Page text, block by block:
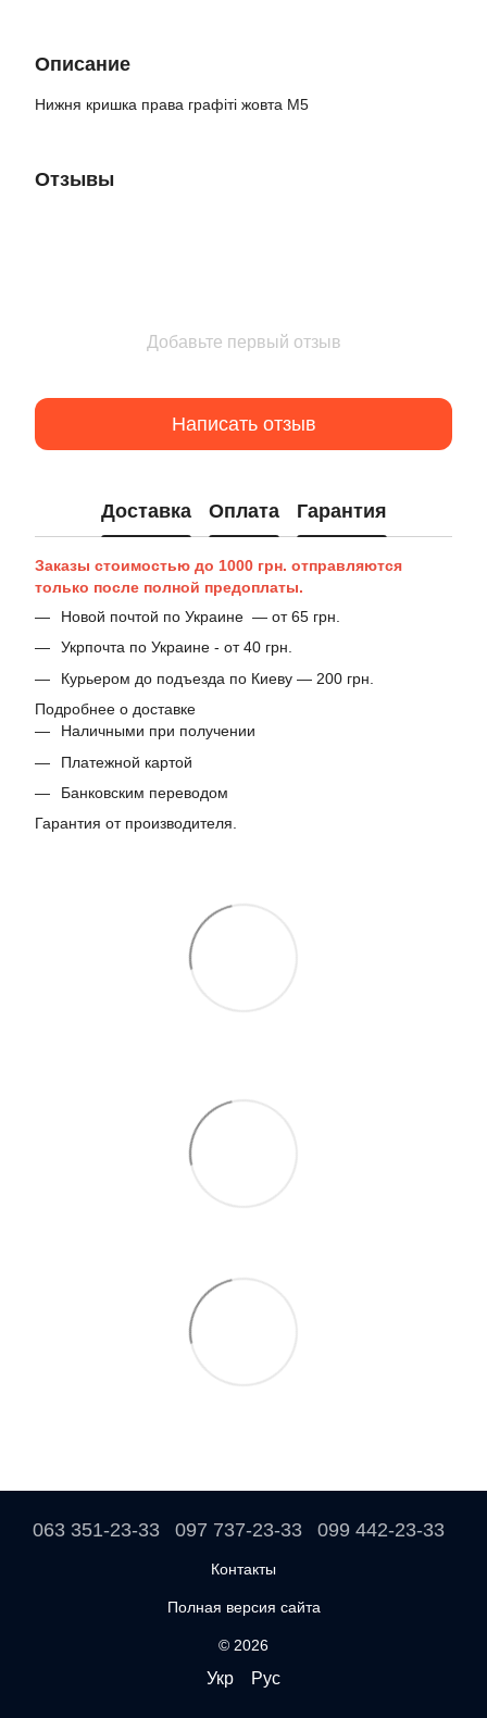
Описание
Нижня кришка права графіті жовта M5
Отзывы
Добавьте первый отзыв
Написать отзыв
Доставка Оплата Гарантия
Заказы стоимостью до 1000 грн. отправляются
только после полной предоплаты.
Новой почтой по Украине — от 65 грн.
Укрпочта по Украине - от 40 грн.
Курьером до подъезда по Киеву — 200 грн.
Подробнее о доставке
Наличными при получении
Платежной картой
Банковским переводом
Гарантия от производителя.
063 351-23-33 097 737-23-33 099 442-23-33
Контакты
Полная версия сайта
© 2026
Укр Рус